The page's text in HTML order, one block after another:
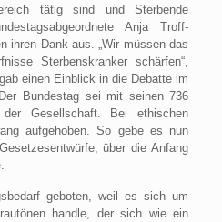
tätig sind und Sterbende
Anja Troff-
ihren Dank aus. „Wir müssen das
Sterbenskranker schärfen“,
einen Einblick in die Debatte im
Bundestag sei mit seinen 736
Gesellschaft. Bei ethischen
aufgehoben. So gebe es nun
über die Anfang
geboten, weil es sich um
handle, der sich wie ein